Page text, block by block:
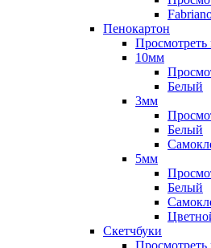
Пенокартон
Просмотреть
10мм
Белый
3мм
Белый
5мм
Белый
Скетчбуки
Просмотреть